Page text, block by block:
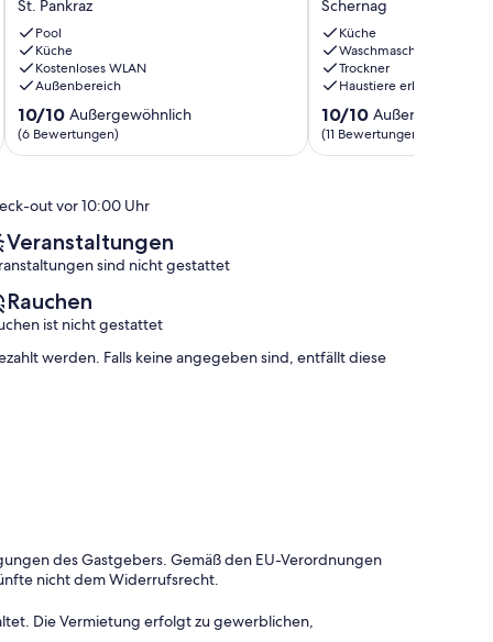
mit
Bergblick,
Garten
&
WLAN
St.
Pankraz
St. Pankraz
Pool
Küche
Kostenloses WLAN
Außenbereich
10.0
von
10,
Bewertungen)
10/10 Außergewöhnlich
(6 Bewertungen)
Balkon
Gartenblick.
Zentrale
Lage
in
Nals
Schernag
Schernag
Küche
Waschmaschine
Trockner
Haustiere erlaubt
10.0
von
10,
10/10
(11 Bewertungen)
out vor 10:00 Uhr
Veranstaltungen
sind nicht gestattet
Rauchen
ist nicht gestattet
werden. Falls keine angegeben sind, entfällt diese
des Gastgebers. Gemäß den EU-Verordnungen
nicht dem Widerrufsrecht.
Die Vermietung erfolgt zu gewerblichen,